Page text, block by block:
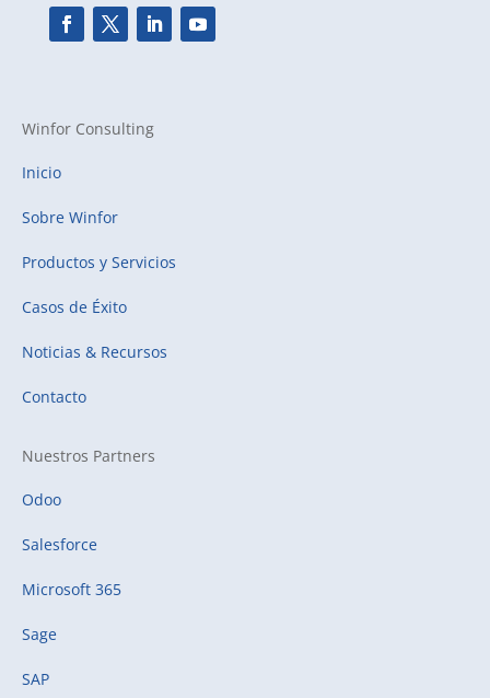
Winfor Consulting
Inicio
Sobre Winfor
Productos y Servicios
Casos de Éxito
Noticias & Recursos
Contacto
Nuestros Partners
Odoo
Salesforce
Microsoft 365
Sage
SAP